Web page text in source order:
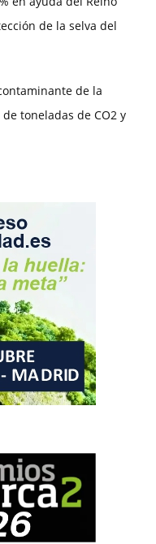
de la selva del
de la
toneladas de CO2 y